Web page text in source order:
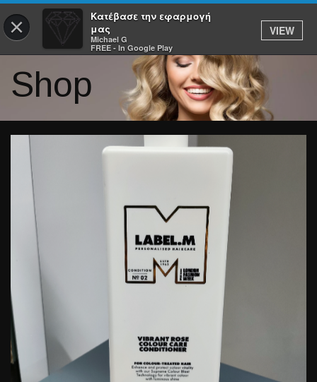
×
Κατέβασε την εφαρμογή
μας
Michael G
FREE - In Google Play
VIEW
Shop